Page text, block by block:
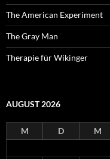
The American Experiment
The Gray Man
Therapie für Wikinger
AUGUST 2026
M D M